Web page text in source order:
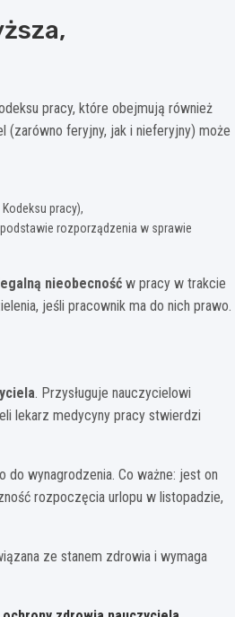
pracy, które obejmują również
(zarówno feryjny, jak i nieferyjny) może
Kodeksu pracy),
rozporządzenia w sprawie
nieobecność w pracy w trakcie
jeśli pracownik ma do nich prawo.
. Przysługuje nauczycielowi
lekarz medycyny pracy stwierdzi
wynagrodzenia. Co ważne: jest on
rozpoczęcia urlopu w listopadzie,
ze stanem zdrowia i wymaga